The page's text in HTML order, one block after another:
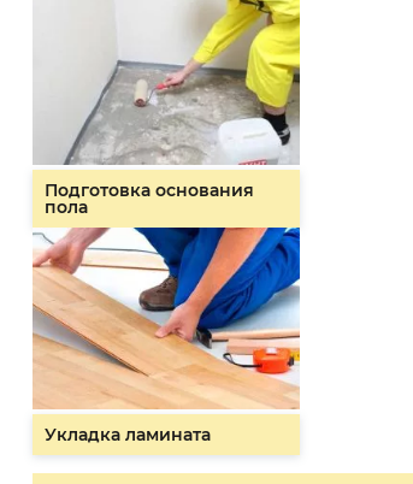
Подготовка основания
пола
Укладка ламината